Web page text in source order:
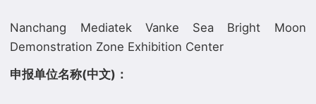
Nanchang Mediatek Vanke Sea Bright Moon
申报单位名称(中文)：